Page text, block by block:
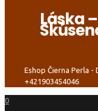
Láska
Eshop Čierna Perla -
+421903454046
0